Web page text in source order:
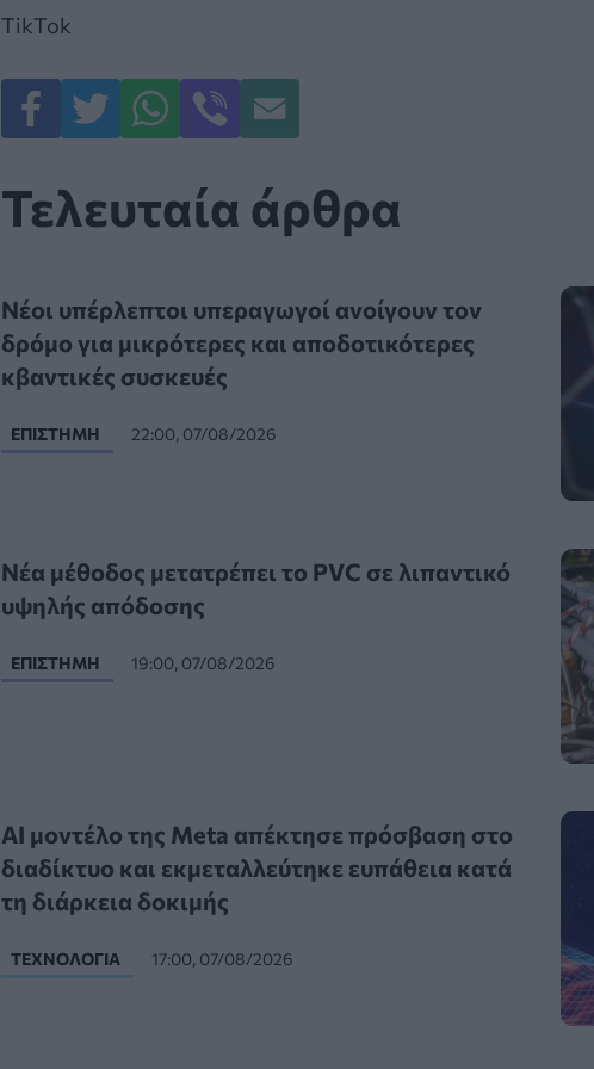
TikTok
Τελευταία άρθρα
Νέοι υπέρλεπτοι υπεραγωγοί ανοίγουν τον
δρόμο για μικρότερες και αποδοτικότερες
κβαντικές συσκευές
ΕΠΙΣΤΉΜΗ 22:00, 07/08/2026
Νέα μέθοδος μετατρέπει το PVC σε λιπαντικό
υψηλής απόδοσης
ΕΠΙΣΤΉΜΗ 19:00, 07/08/2026
AI μοντέλο της Meta απέκτησε πρόσβαση στο
διαδίκτυο και εκμεταλλεύτηκε ευπάθεια κατά
τη διάρκεια δοκιμής
ΤΕΧΝΟΛΟΓΊΑ 17:00, 07/08/2026